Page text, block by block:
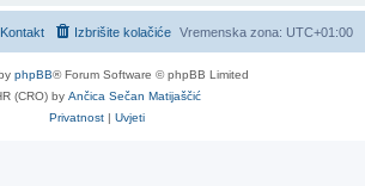
Vremenska zona: UTC+01:00
Izbrišite kolačiće
Kontakt
phpBB® Forum Software © phpBB Limited
(CRO) by Ančica Sečan Matijaščić
Privatnost | Uvjeti